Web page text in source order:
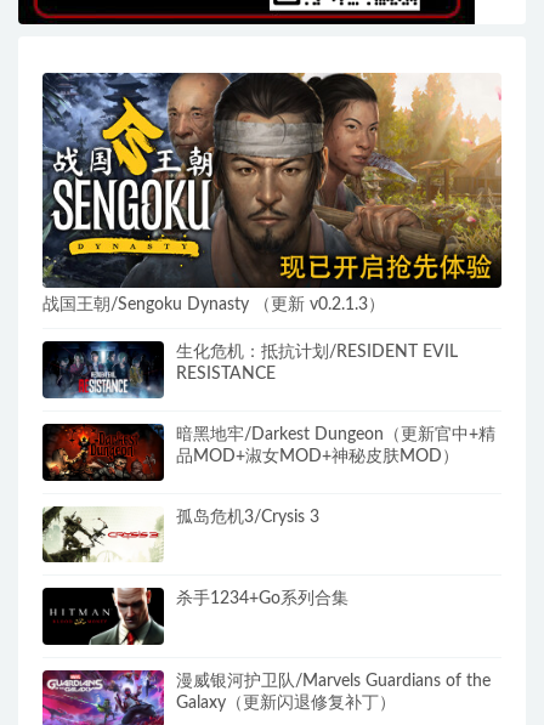
战国王朝/Sengoku Dynasty （更新 v0.2.1.3）
生化危机：抵抗计划/RESIDENT EVIL
RESISTANCE
暗黑地牢/Darkest Dungeon（更新官中+精
品MOD+淑女MOD+神秘皮肤MOD）
孤岛危机3/Crysis 3
杀手1234+Go系列合集
漫威银河护卫队/Marvels Guardians of the
Galaxy（更新闪退修复补丁）